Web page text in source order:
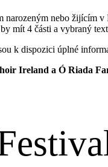
narozeným nebo žijícím
mít 4 části a vybraný
k dispozici úplné
Ireland a Ó Riada